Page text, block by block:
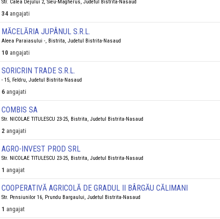
Str. Calea Dejului 2, Sieu-Magherus, Judetul Bistrita-Nasaud
34 angajati
MĂCELĂRIA JUPÂNUL S.R.L.
Aleea Paraiasului -, Bistrita, Judetul Bistrita-Nasaud
10 angajati
SORICRIN TRADE S.R.L.
- 15, Feldru, Judetul Bistrita-Nasaud
6 angajati
COMBIS SA
Str. NICOLAE TITULESCU 23-25, Bistrita, Judetul Bistrita-Nasaud
2 angajati
AGRO-INVEST PROD SRL
Str. NICOLAE TITULESCU 23-25, Bistrita, Judetul Bistrita-Nasaud
1 angajat
COOPERATIVĂ AGRICOLĂ DE GRADUL II BÂRGĂU CĂLIMANI
Str. Pensiunilor 16, Prundu Bargaului, Judetul Bistrita-Nasaud
1 angajat